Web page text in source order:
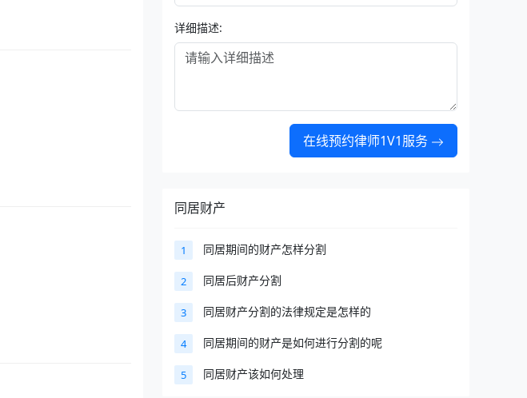
详细描述:
在线预约律师1V1服务
同居财产
1 同居期间的财产怎样分割
2 同居后财产分割
3 同居财产分割的法律规定是怎样的
4 同居期间的财产是如何进行分割的呢
5 同居财产该如何处理